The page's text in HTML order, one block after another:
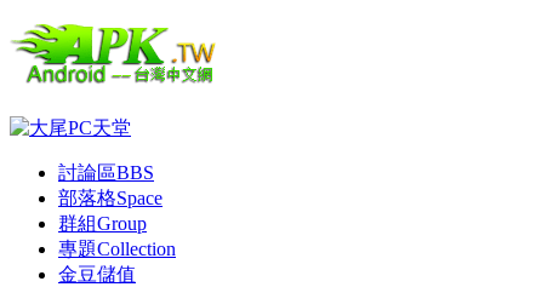
討論區BBS
部落格Space
群組Group
專題Collection
金豆儲值